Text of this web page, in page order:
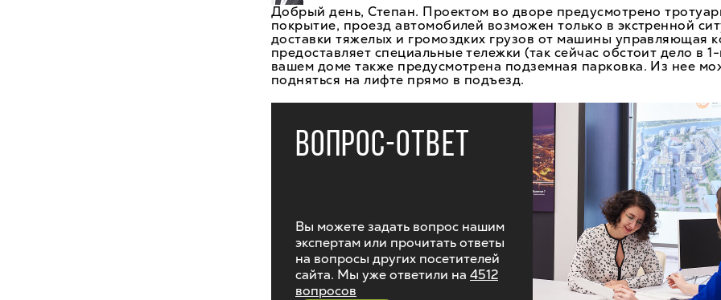
Добрый день, Степан. Проектом во дворе предусмотрено
покрытие, проезд автомобилей возможен только в экстренной
доставки тяжелых и громоздких грузов от машины управляющая
предоставляет специальные тележки (так сейчас обстоит дело в
вашем доме также предусмотрена подземная парковка. Из нее
подняться на лифте прямо в подъезд.
ВОПРОС-ОТВЕТ
Вы можете задать вопрос нашим
экспертам или прочитать ответы
на вопросы других посетителей
сайта. Мы уже ответили на 4512
вопросов